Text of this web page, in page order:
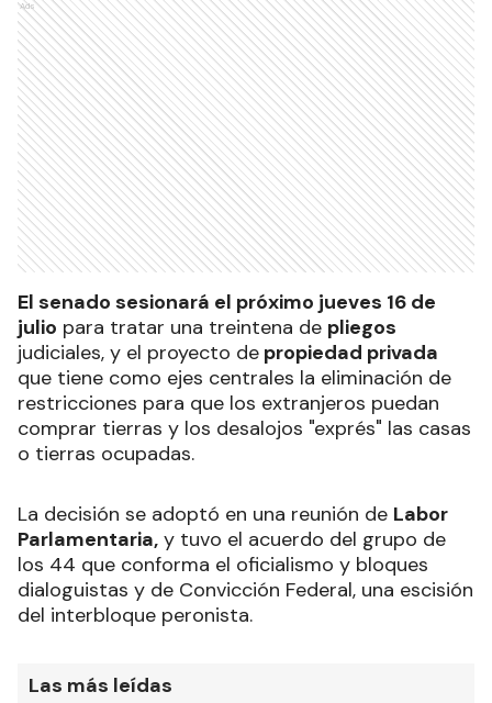
Ads
El senado sesionará el próximo jueves 16 de
julio para tratar una treintena de pliegos
judiciales, y el proyecto de propiedad privada
que tiene como ejes centrales la eliminación de
restricciones para que los extranjeros puedan
comprar tierras y los desalojos "exprés" las casas
o tierras ocupadas.
La decisión se adoptó en una reunión de Labor
Parlamentaria, y tuvo el acuerdo del grupo de
los 44 que conforma el oficialismo y bloques
dialoguistas y de Convicción Federal, una escisión
del interbloque peronista.
Las más leídas